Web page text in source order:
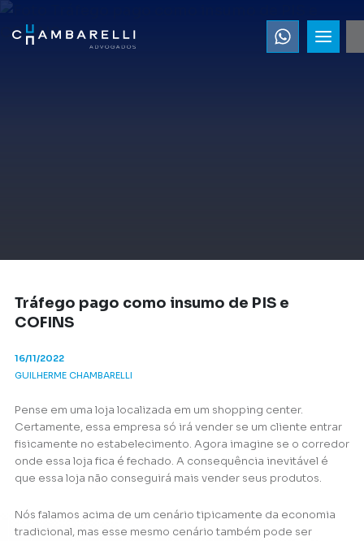
Tráfego pago como insumo de PIS e
COFINS
16/11/2022
GUILHERME CHAMBARELLI
Pense em uma loja localizada em um shopping center.
Certamente, essa empresa só irá vender se um cliente entrar
fisicamente no estabelecimento. Agora imagine se o corredor
onde essa loja fica é fechado. A consequência inevitável é
que essa loja não conseguirá mais vender seus produtos.
Nós falamos acima de um cenário tipicamente da economia
tradicional, mas esse mesmo cenário também pode ser